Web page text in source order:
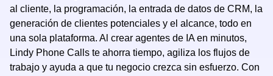
al cliente, la programación, la entrada de datos de CRM, la
generación de clientes potenciales y el alcance, todo en
una sola plataforma. Al crear agentes de IA en minutos,
Lindy Phone Calls te ahorra tiempo, agiliza los flujos de
trabajo y ayuda a que tu negocio crezca sin esfuerzo. Con